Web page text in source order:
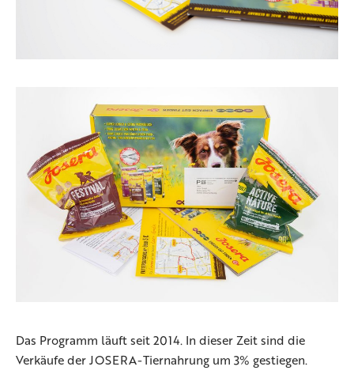
Das Programm läuft seit 2014. In dieser Zeit sind die
Verkäufe der JOSERA-Tiernahrung um 3% gestiegen.